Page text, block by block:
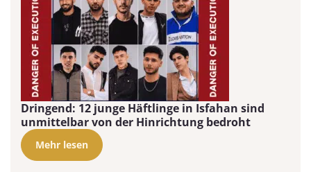
Dringend: 12 junge Häftlinge in Isfahan sind
unmittelbar von der Hinrichtung bedroht
Mehr lesen